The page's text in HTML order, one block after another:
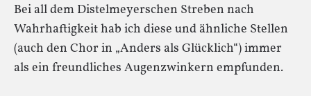
Bei all dem Distelmeyerschen Streben nach
Wahrhaftigkeit hab ich diese und ähnliche Stellen
(auch den Chor in „Anders als Glücklich“) immer
als ein freundliches Augenzwinkern empfunden.